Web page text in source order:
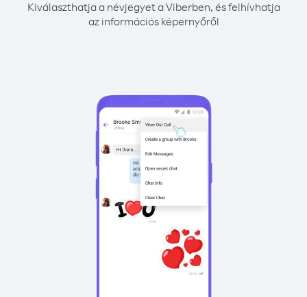
Kiválaszthatja a névjegyet a Viberben, és felhívhatja
az információs képernyőről